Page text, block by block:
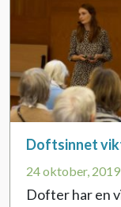
Doftsinnet
24 oktober, 2019
Dofter har en